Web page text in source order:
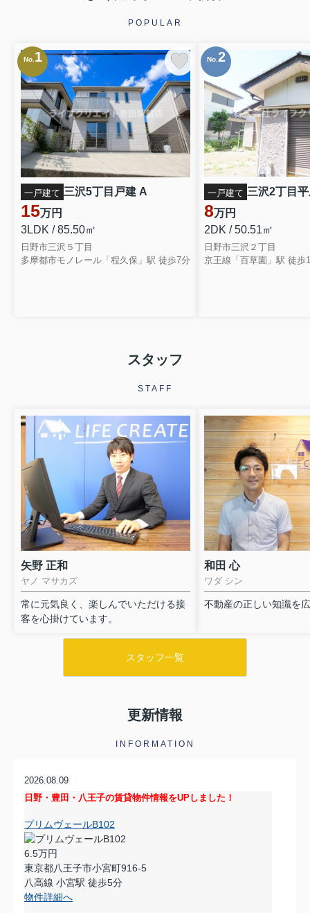
POPULAR
No. 1
一戸建て 三沢5丁目戸建 A
15万円
3LDK / 85.50㎡
日野市三沢５丁目
多摩都市モノレール「程久保」駅 徒歩7分
No. 2
一戸建て 三沢2丁目
8万円
2DK / 50.51㎡
日野市三沢２丁目
京王線「百草園」駅 徒歩
スタッフ
STAFF
矢野 正和
ヤノ マサカズ
常に元気良く、楽しんでいただける接
客を心掛けています。
和田 心
ワダ シン
不動産の正しい知識を
スタッフ一覧
更新情報
INFORMATION
2026.08.09
日野・豊田・八王子の賃貸物件情報をUPしました！
プリムヴェールB102
6.5万円
東京都八王子市小宮町916-5
八高線 小宮駅 徒歩5分
物件詳細へ